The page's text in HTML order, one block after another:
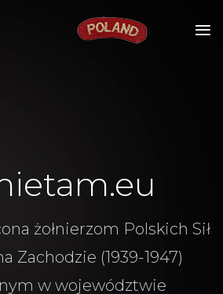
żołnierzom Polskich Sił
Zachodzie (1939-1947)
w województwie